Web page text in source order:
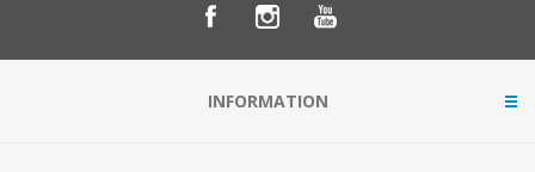
INFORMATION